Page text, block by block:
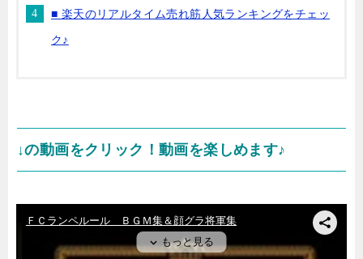
■ 楽天のリアルタイム売れ筋人気ランキングをチェッ
ク♪
↓の動画をクリック！動画を楽しめます♪